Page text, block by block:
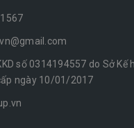
số 0314194557 do Sở Kế
ngày 10/01/2017